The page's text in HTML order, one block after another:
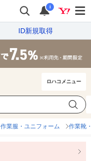
i
ID新規取得
ロハコメニュー
作業服・ユニフォーム 作業靴